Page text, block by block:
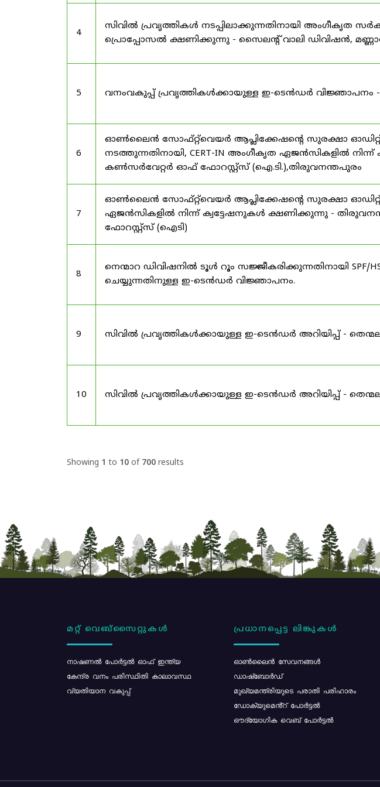
4
സിവിൽ പ്രവൃത്തികൾ നടപ്പിലാക്കുന്നതിനായി അംഗീകൃത
പ്രൊപ്പോസൽ ക്ഷണിക്കുന്നു - സൈലന്റ് വാലി ഡിവിഷൻ,
5 വനംവകുപ്പ് പ്രവൃത്തികൾക്കായുള്ള ഇ-ടെൻഡർ വിജ്ഞാപനം -
6
ഓൺലൈൻ സോഫ്റ്റ്‌വെയർ ആപ്ലിക്കേഷന്റെ സുരക്ഷാ
നടത്തുന്നതിനായി, CERT-IN അംഗീകൃത ഏജൻസികളിൽ
കൺസർവേറ്റർ ഓഫ് ഫോറസ്റ്റ്സ് (ഐ.ടി.),തിരുവനന്തപുരം
7
ഓൺലൈൻ സോഫ്റ്റ്‌വെയർ ആപ്ലിക്കേഷന്റെ സുരക്ഷാ ഓഡിറ്റ്
ഏജൻസികളിൽ നിന്ന് ക്വട്ടേഷനുകൾ ക്ഷണിക്കുന്നു -
ഫോറസ്റ്റ്സ് (ഐടി)
8
നെന്മാറ ഡിവിഷനിൽ ടൂൾ റൂം സജ്ജീകരിക്കുന്നതിനായി SPF/
ചെയ്യുന്നതിനുള്ള ഇ-ടെൻഡർ വിജ്ഞാപനം.
9 സിവിൽ പ്രവൃത്തികൾക്കായുള്ള ഇ-ടെൻഡർ അറിയിപ്പ് -
10 സിവിൽ പ്രവൃത്തികൾക്കായുള്ള ഇ-ടെൻഡർ അറിയിപ്പ് -
Showing 1 to 10 of 700 results
മറ്റ് വെബ്സൈറ്റുകൾ
നാഷണൽ പോർട്ടൽ ഓഫ് ഇന്ത്യ
കേന്ദ്ര വനം പരിസ്ഥിതി കാലാവസ്ഥ
വ്യതിയാന വകുപ്പ്
പ്രധാനപ്പെട്ട ലിങ്കുകൾ
ഓൺലൈൻ സേവനങ്ങൾ
ഡാഷ്ബോർഡ്
മുഖ്യമന്ത്രിയുടെ പരാതി പരിഹാരം
ഡോക്യുമെൻ്റ് പോർട്ടൽ
ഔദ്യോഗിക വെബ് പോർട്ടൽ